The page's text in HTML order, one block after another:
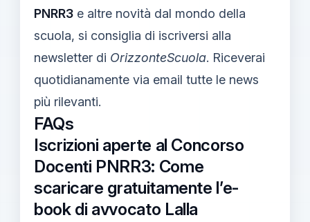
PNRR3 e altre novità dal mondo della
scuola, si consiglia di iscriversi alla
newsletter di OrizzonteScuola. Riceverai
quotidianamente via email tutte le news
più rilevanti.
FAQs
Iscrizioni aperte al Concorso
Docenti PNRR3: Come
scaricare gratuitamente l’e-
book di avvocato Lalla